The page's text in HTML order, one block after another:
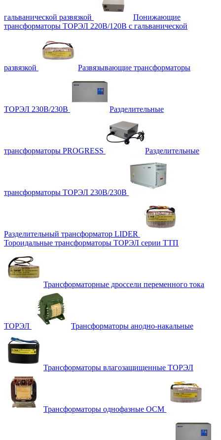
гальванической развязкой
Понижающие
трансформаторы ТОРЭЛ 220В/120В с гальванической
развязкой Развязывающие трансформаторы
ТОРЭЛ 230В/230В Разделительные
трансформаторы PROGRESS Разделительные
трансформаторы ТОРЭЛ 230В/230В
Разделительный трансформатор LIDER
Тороидальные трансформаторы ТОРЭЛ серии ТТП
Трансформаторные дроссели переменного тока
ТОРЭЛ Трансформаторы анодно-накальные
Трансформаторы влагозащищенные ТОРЭЛ
Трансформаторы однофазные ОСМ